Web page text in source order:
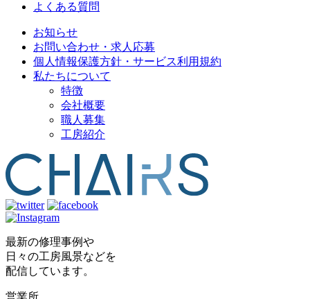
よくある質問
お知らせ
お問い合わせ・求人応募
個人情報保護方針・サービス利用規約
私たちについて
特徴
会社概要
職人募集
工房紹介
最新の修理事例や
日々の工房風景などを
配信しています。